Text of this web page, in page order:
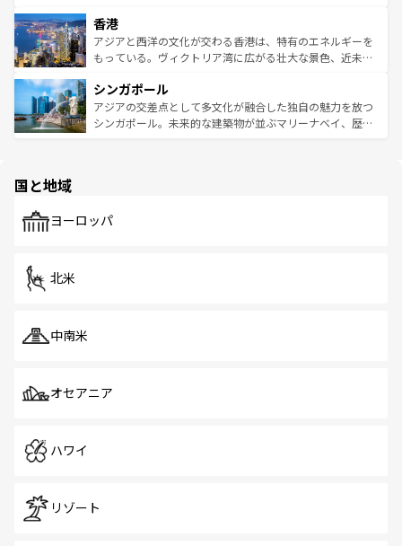
とつ。フォーやバインミー、ベトナムコーヒーなどは、ぜ
ひ現地で味わいたい。どの地域を訪れてもあたたかい人々
が旅行者を迎えてくれるので、きっと忘れられない旅にな
参照してほしい。
の活気が交差している。北部ではチェンマイなどの山岳地
帯で自然と触れ合い、南部ではプーケットやクラビの美し
いビーチでリゾート気分を楽しむことができる。タイ料理
激する。気候は一年中温暖で、どの季節にも異なる楽しみ
が待っている。親しみやすいタイの人々、仏教を中心とし
た文化、そして多様な観光資源が、訪れる旅人を魅了し続
香港
アジアと西洋の文化が交わる香港は、特有のエネルギーを
もっている。ヴィクトリア湾に広がる壮大な景色、近未来
み、どこを訪れても感動するはず。観光スポットが密集し
ており、効率よく見どころを回れるのも魅力。息をのむよ
うな絶景から文化的な体験まで、香港を存分に楽しみ尽く
シンガポール
アジアの交差点として多文化が融合した独自の魅力を放つ
シンガポール。未来的な建築物が並ぶマリーナベイ、歴史
で、ホーカーズは地元の風情を楽しめる外せないスポット
国と地域
ヨーロッパ
北米
中南米
オセアニア
ハワイ
リゾート